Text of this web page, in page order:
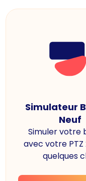
Simulateur
Neuf
Simuler votre
avec votre PTZ
quelques